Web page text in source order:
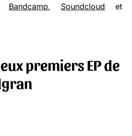
Bandcamp, Soundcloud et
premiers EP de